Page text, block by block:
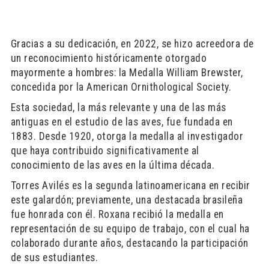
Gracias a su dedicación, en 2022, se hizo acreedora de
un reconocimiento históricamente otorgado
mayormente a hombres: la Medalla William Brewster,
concedida por la American Ornithological Society.
Esta sociedad, la más relevante y una de las más
antiguas en el estudio de las aves, fue fundada en
1883. Desde 1920, otorga la medalla al investigador
que haya contribuido significativamente al
conocimiento de las aves en la última década.
Torres Avilés es la segunda latinoamericana en recibir
este galardón; previamente, una destacada brasileña
fue honrada con él. Roxana recibió la medalla en
representación de su equipo de trabajo, con el cual ha
colaborado durante años, destacando la participación
de sus estudiantes.